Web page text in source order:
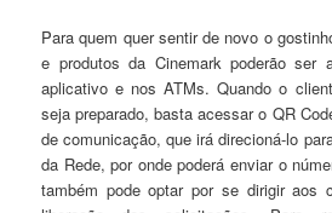
Para quem quer sentir de novo o
e produtos da Cinemark poderão ser
aplicativo e nos ATMs. Quando o
seja preparado, basta acessar o QR
de comunicação, que irá direcioná-lo
da Rede, por onde poderá enviar o
também pode optar por se dirigir aos